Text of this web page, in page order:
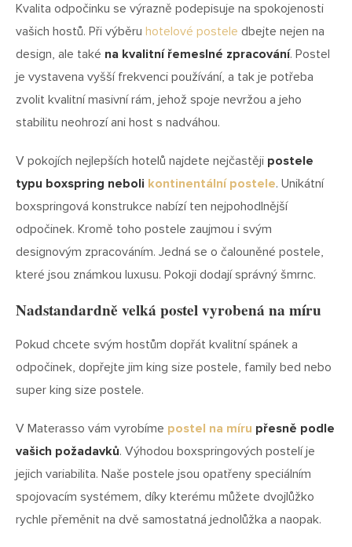
Kvalita odpočinku se výrazně podepisuje na spokojenosti
vašich hostů. Při výběru hotelové postele dbejte nejen na
design, ale také na kvalitní řemeslné zpracování. Postel
je vystavena vyšší frekvenci používání, a tak je potřeba
zvolit kvalitní masivní rám, jehož spoje nevržou a jeho
stabilitu neohrozí ani host s nadváhou.
V pokojích nejlepších hotelů najdete nejčastěji postele
typu boxspring neboli kontinentální postele. Unikátní
boxspringová konstrukce nabízí ten nejpohodlnější
odpočinek. Kromě toho postele zaujmou i svým
designovým zpracováním. Jedná se o čalouněné postele,
které jsou známkou luxusu. Pokoji dodají správný šmrnc.
Nadstandardně velká postel vyrobená na míru
Pokud chcete svým hostům dopřát kvalitní spánek a
odpočinek, dopřejte jim king size postele, family bed nebo
super king size postele.
V Materasso vám vyrobíme postel na míru přesně podle
vašich požadavků. Výhodou boxspringových postelí je
jejich variabilita. Naše postele jsou opatřeny speciálním
spojovacím systémem, díky kterému můžete dvojlůžko
rychle přeměnit na dvě samostatná jednolůžka a naopak.